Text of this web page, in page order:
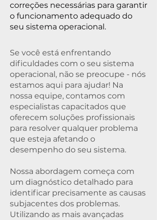
correções necessárias para garantir
o funcionamento adequado do
seu sistema operacional.
Se você está enfrentando
dificuldades com o seu sistema
operacional, não se preocupe - nós
estamos aqui para ajudar! Na
nossa equipe, contamos com
especialistas capacitados que
oferecem soluções profissionais
para resolver qualquer problema
que esteja afetando o
desempenho do seu sistema.
Nossa abordagem começa com
um diagnóstico detalhado para
identificar precisamente as causas
subjacentes dos problemas.
Utilizando as mais avançadas